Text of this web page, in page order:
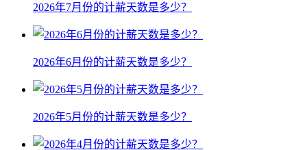
2026年7月份的计薪天数是多少？
2026年6月份的计薪天数是多少？
2026年5月份的计薪天数是多少？